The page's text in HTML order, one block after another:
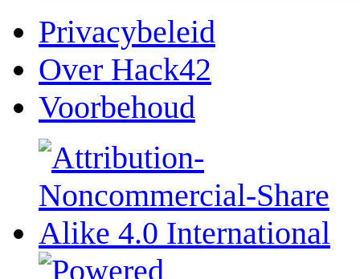
Privacybeleid
Over Hack42
Voorbehoud